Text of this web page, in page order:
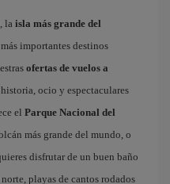
la isla más grande del
importantes destinos
ofertas de vuelos a
ocio y espectaculares
el Parque Nacional del
más grande del mundo, o
disfrutar de un buen baño
playas de cantos rodados